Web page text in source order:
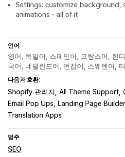
Settings: customize background,
animations - all of it
언어
영어, 독일어, 스페인어, 프랑스어, 힌
국어, 네덜란드어, 펀잡어, 스웨덴어,
다음과 호환:
Shopify 관리자 All Theme Support
Email Pop Ups
Landing Page Builder
Translation Apps
범주
SEO